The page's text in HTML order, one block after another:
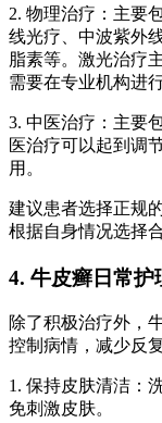
2. 物理治疗：主要
线光疗、中波紫外
脂素等。激光治疗
需要在专业机构进
3. 中医治疗：主要
医治疗可以起到调
用。
建议患者选择正规
根据自身情况选择
4. 牛皮癣日常护
除了积极治疗外，
控制病情，减少反复
1. 保持皮肤清洁：
免刺激皮肤。